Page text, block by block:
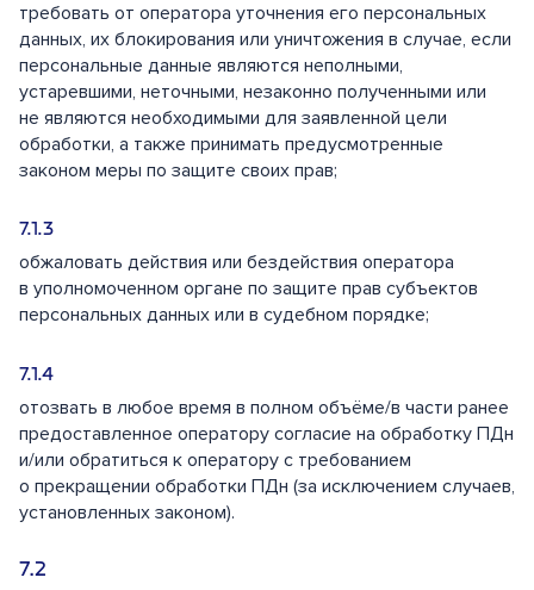
требовать от оператора уточнения его персональных
данных, их блокирования или уничтожения в случае, если
персональные данные являются неполными,
устаревшими, неточными, незаконно полученными или
не являются необходимыми для заявленной цели
обработки, а также принимать предусмотренные
законом меры по защите своих прав;
обжаловать действия или бездействия оператора
в уполномоченном органе по защите прав субъектов
персональных данных или в судебном порядке;
отозвать в любое время в полном объёме/в части ранее
предоставленное оператору согласие на обработку ПДн
и/или обратиться к оператору с требованием
о прекращении обработки ПДн (за исключением случаев,
установленных законом).